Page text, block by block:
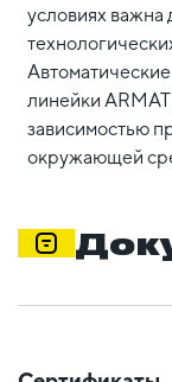
условиях важна
линейки
зависимостью
окружающей